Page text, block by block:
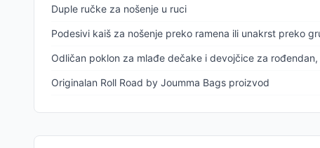
Duple ručke za nošenje u ruci
Podesivi kaiš za nošenje preko ramena ili unakrst preko
Odličan poklon za mlađe dečake i devojčice za
Originalan Roll Road by Joumma Bags proizvod